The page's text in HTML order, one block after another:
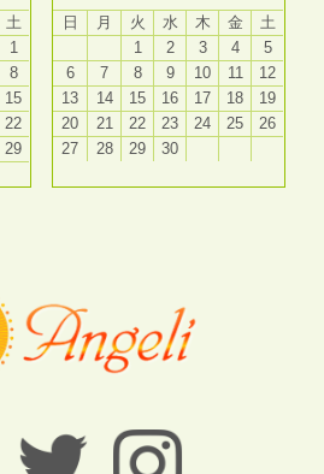
土
1
8
15
22
29
日
月 火 水 木 金
土
1
2 3 4
5
6
7 8 9 10 11
12
13
14 15 16 17 18
19
20
21 22 23 24 25
26
27
28 29 30